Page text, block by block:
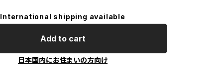
International shipping available
Add to cart
日本国内にお住まいの方向け